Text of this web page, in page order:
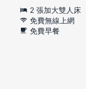
2 張加大雙人床
免費無線上網
免費早餐